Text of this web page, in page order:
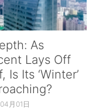
As
Lays Off
Is Its ‘Winter’
月01日